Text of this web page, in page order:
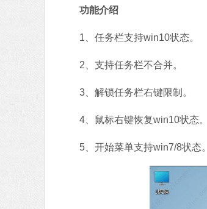
功能介绍
1、任务栏支持win10状态。
2、支持任务栏不合并。
3、解锁任务栏右键限制。
4、鼠标右键恢复win10状态。
5、开始菜单支持win7/8状态。